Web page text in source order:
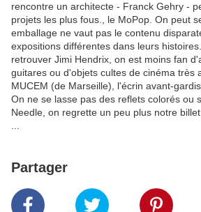
rencontre un architecte - Franck Gehry -
projets les plus fous., le MoPop. On peut
emballage ne vaut pas le contenu
expositions différentes dans leurs
retrouver Jimi Hendrix, on est moins fan
guitares ou d'objets cultes de cinéma très
MUCEM (de Marseille), l'écrin avant-
On ne se lasse pas des reflets colorés ou
Needle, on regrette un peu plus notre
Partager